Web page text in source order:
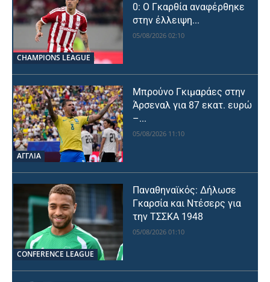
CHAMPIONS LEAGUE
0: Ο Γκαρθία αναφέρθηκε
στην έλλειψη...
05/08/2026 02:10
ΑΓΓΛΙΑ
Μπρούνο Γκιμαράες στην
Άρσεναλ για 87 εκατ. ευρώ
–...
05/08/2026 11:10
CONFERENCE LEAGUE
Παναθηναϊκός: Δήλωσε
Γκαρσία και Ντέσερς για
την ΤΣΣΚΑ 1948
05/08/2026 01:10